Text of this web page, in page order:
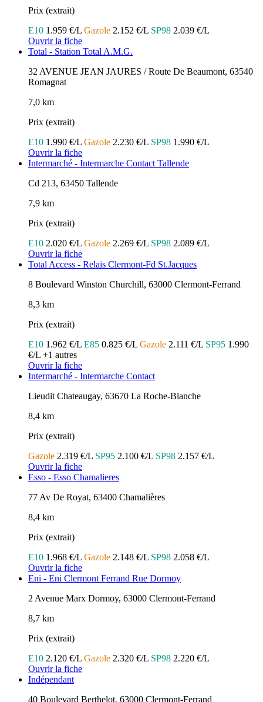
Prix (extrait)
E10 1.959 €/L Gazole 2.152 €/L SP98 2.039 €/L
Ouvrir la fiche
Total - Station Total A.M.G.
32 AVENUE JEAN JAURES / Route De Beaumont, 63540
Romagnat
7,0 km
Prix (extrait)
E10 1.990 €/L Gazole 2.230 €/L SP98 1.990 €/L
Ouvrir la fiche
Intermarché - Intermarche Contact Tallende
Cd 213, 63450 Tallende
7,9 km
Prix (extrait)
E10 2.020 €/L Gazole 2.269 €/L SP98 2.089 €/L
Ouvrir la fiche
Total Access - Relais Clermont-Fd St.Jacques
8 Boulevard Winston Churchill, 63000 Clermont-Ferrand
8,3 km
Prix (extrait)
E10 1.962 €/L E85 0.825 €/L Gazole 2.111 €/L SP95 1.990
€/L +1 autres
Ouvrir la fiche
Intermarché - Intermarche Contact
Lieudit Chateaugay, 63670 La Roche-Blanche
8,4 km
Prix (extrait)
Gazole 2.319 €/L SP95 2.100 €/L SP98 2.157 €/L
Ouvrir la fiche
Esso - Esso Chamalieres
77 Av De Royat, 63400 Chamalières
8,4 km
Prix (extrait)
E10 1.968 €/L Gazole 2.148 €/L SP98 2.058 €/L
Ouvrir la fiche
Eni - Eni Clermont Ferrand Rue Dormoy
2 Avenue Marx Dormoy, 63000 Clermont-Ferrand
8,7 km
Prix (extrait)
E10 2.120 €/L Gazole 2.320 €/L SP98 2.220 €/L
Ouvrir la fiche
Indépendant
40 Boulevard Berthelot, 63000 Clermont-Ferrand